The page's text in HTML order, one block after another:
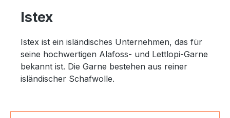
Istex
Istex ist ein isländisches Unternehmen, das für
seine hochwertigen Alafoss- und Lettlopi-Garne
bekannt ist. Die Garne bestehen aus reiner
isländischer Schafwolle.